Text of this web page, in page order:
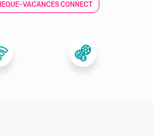
VACANCES CONNECT